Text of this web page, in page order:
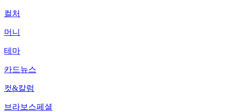
컬처
머니
테마
카드뉴스
컷&칼럼
브라보스페셜